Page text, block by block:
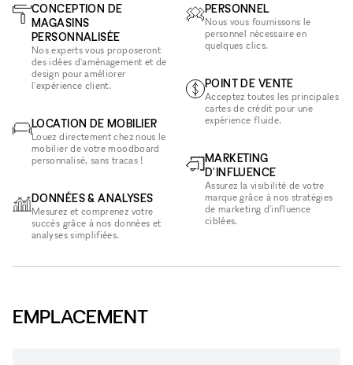
CONCEPTION DE
MAGASINS
PERSONNALISÉE
Nos experts vous proposeront
des idées d'aménagement et de
design pour améliorer
l'expérience client.
LOCATION DE MOBILIER
Louez directement chez nous le
mobilier de votre moodboard
personnalisé, sans tracas !
DONNÉES & ANALYSES
Mesurez et comprenez votre
succès grâce à nos données et
analyses simplifiées.
PERSONNEL
Nous vous fournissons le
personnel nécessaire en
quelques clics.
POINT DE VENTE
Acceptez toutes les principales
cartes de crédit pour une
expérience fluide.
MARKETING
D'INFLUENCE
Assurez la visibilité de votre
marque grâce à nos stratégies
de marketing d'influence
ciblées.
EMPLACEMENT